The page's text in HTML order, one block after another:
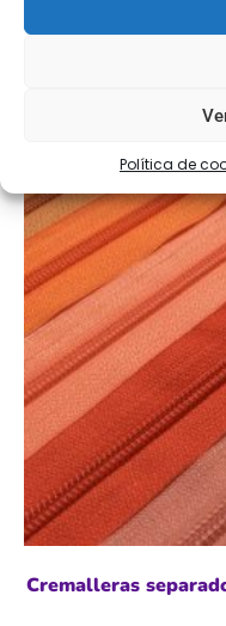
Política de
Cremalleras